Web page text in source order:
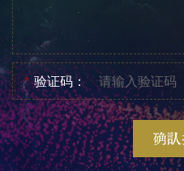
验证码：
*
确